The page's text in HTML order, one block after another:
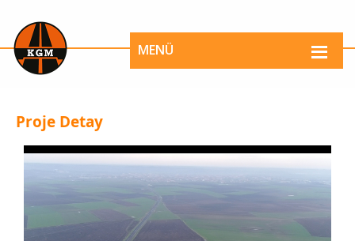
MENÜ
Proje Detay